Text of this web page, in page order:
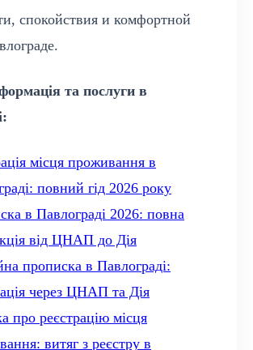
спокойствия и комфортной
та послуги в
місця проживання в
повний гід 2026 року
в Павлограді 2026: повна
від ЦНАП до Дія
прописка в Павлограді:
через ЦНАП та Дія
про реєстрацію місця
витяг з реєстру в